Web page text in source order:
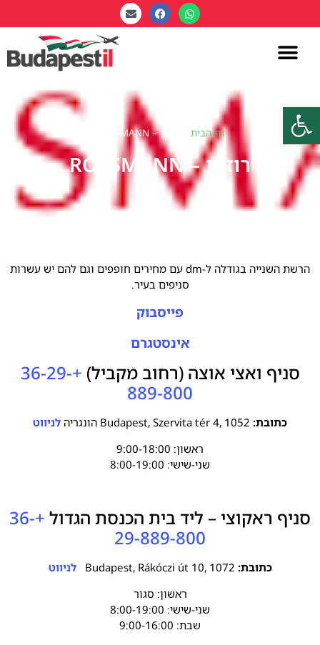
פתח סרגל נגישות
דף הבית רוזמן – ROSSMANN
רוזמן – ROSSMANN
הרשת השנייה בגודלה ל-dm עם מחירים חופפים וגם להם יש עשרות
סניפים בעיר.
פייסבוק
אינסטגרם
סניף ואצי אוצה (רחוב מקביל)
+36-29-
889-800
כתובת:
לניווט
ראשון: 9:00-18:00
שני-שישי: 8:00-19:00
סניף ראקוצי – ליד בית הכנסת הגדול
+36-
29-889-800
כתובת:
לניווט
ראשון: סגור
שני-שישי: 8:00-19:00
שבת: 9:00-16:00